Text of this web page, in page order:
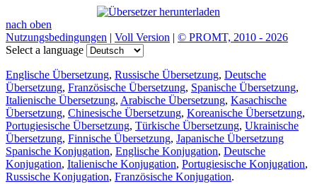
nach oben
Nutzungsbedingungen | Voll Version | © PROMT, 2010 - 2026
Select a language
Englische Übersetzung, Russische Übersetzung, Deutsche
Übersetzung, Französische Übersetzung, Spanische Übersetzung,
Italienische Übersetzung, Arabische Übersetzung, Kasachische
Übersetzung, Chinesische Übersetzung, Koreanische Übersetzung,
Portugiesische Übersetzung, Türkische Übersetzung, Ukrainische
Übersetzung, Finnische Übersetzung, Japanische Übersetzung
Spanische Konjugation, Englische Konjugation, Deutsche
Konjugation, Italienische Konjugation, Portugiesische Konjugation,
Russische Konjugation, Französische Konjugation.